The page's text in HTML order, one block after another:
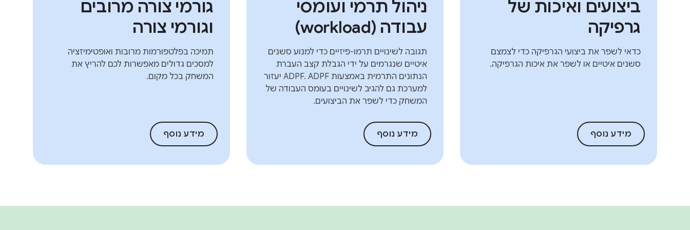
ביצועים ואיכות של
גרפיקה
כדאי לשפר את ביצועי הגרפיקה כדי לצמצם
סשנים איטיים או לשפר את איכות הגרפיקה.
מידע נוסף
ניהול תרמי ועומסי
עבודה (workload)
תגובה לשינויים תרמו-פיזיים כדי למנוע סשנים
איטיים שנגרמים על ידי הגבלת קצב העברת
הנתונים התרמית באמצעות ADPF. ADPF יעזור
למערכת גם להגיב לשינויים בעומס העבודה של
המשחק כדי לשפר את הביצועים.
מידע נוסף
גורמי צורה מרובים
וגורמי צורה
תמיכה בפלטפורמות מרובות ואופטימיזציה
למסכים גדולים מאפשרות לכם להריץ את
המשחק בכל מקום.
מידע נוסף